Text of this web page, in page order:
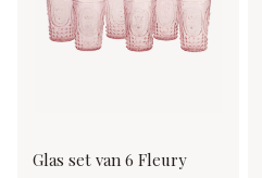
Glas set van 6 Fleury